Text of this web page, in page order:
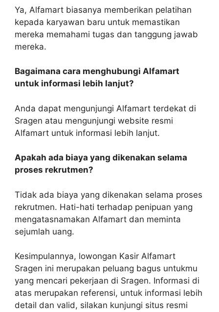
Ya, Alfamart biasanya memberikan pelatihan
kepada karyawan baru untuk memastikan
mereka memahami tugas dan tanggung jawab
mereka.
Bagaimana cara menghubungi Alfamart
untuk informasi lebih lanjut?
Anda dapat mengunjungi Alfamart terdekat di
Sragen atau mengunjungi website resmi
Alfamart untuk informasi lebih lanjut.
Apakah ada biaya yang dikenakan selama
proses rekrutmen?
Tidak ada biaya yang dikenakan selama proses
rekrutmen. Hati-hati terhadap penipuan yang
mengatasnamakan Alfamart dan meminta
sejumlah uang.
Kesimpulannya, lowongan Kasir Alfamart
Sragen ini merupakan peluang bagus untukmu
yang mencari pekerjaan di Sragen. Informasi di
atas merupakan referensi, untuk informasi lebih
detail dan valid, silakan kunjungi situs resmi